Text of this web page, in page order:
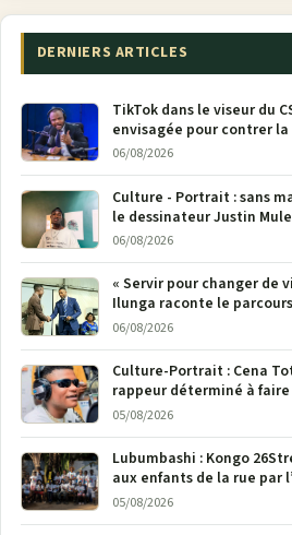
DERNIERS ARTICLES
TikTok dans le viseur du
envisagée pour contrer
M23
06/08/2026
Culture - Portrait : sans
le dessinateur Justin
poser son crayon
06/08/2026
« Servir pour changer de
Ilunga raconte le
national Jethro Muyombi
06/08/2026
Culture-Portrait : Cena
rappeur déterminé à
Bunia
05/08/2026
Lubumbashi : Kongo
aux enfants de la rue par
05/08/2026